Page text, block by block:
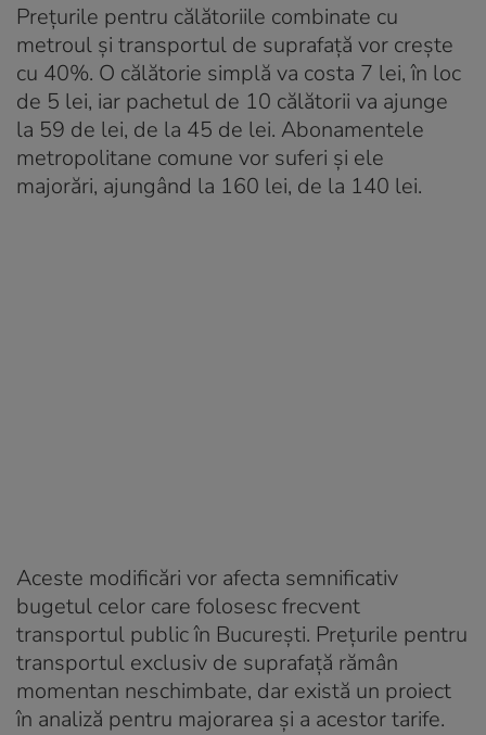
Prețurile pentru călătoriile combinate cu
metroul și transportul de suprafață vor crește
cu 40%. O călătorie simplă va costa 7 lei, în loc
de 5 lei, iar pachetul de 10 călătorii va ajunge
la 59 de lei, de la 45 de lei. Abonamentele
metropolitane comune vor suferi și ele
majorări, ajungând la 160 lei, de la 140 lei.
Aceste modificări vor afecta semnificativ
bugetul celor care folosesc frecvent
transportul public în București. Prețurile pentru
transportul exclusiv de suprafață rămân
momentan neschimbate, dar există un proiect
în analiză pentru majorarea și a acestor tarife.